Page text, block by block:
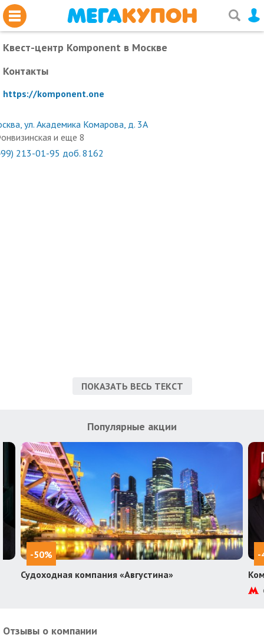
Квест-центр Komponent в Москве
Контакты
https://komponent.one
ул. Академика Комарова, д. 3А
и еще 8
213-01-95 доб. 8162
ПОКАЗАТЬ ВЕСЬ ТЕКСТ
Популярные акции
-50%
Судоходная компания «Августина»
-
Отзывы о компании